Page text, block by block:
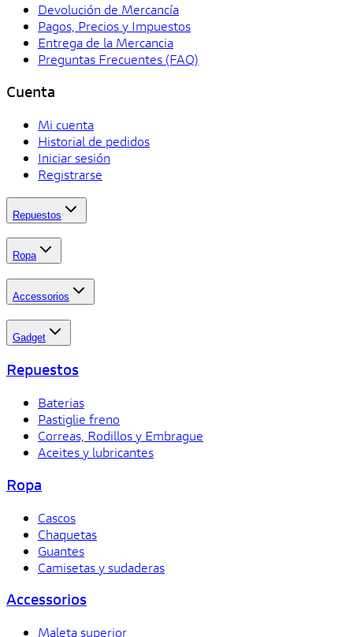
Devolución de Mercancía
Pagos, Precios y Impuestos
Entrega de la Mercancia
Preguntas Frecuentes (FAQ)
Cuenta
Mi cuenta
Historial de pedidos
Iniciar sesión
Registrarse
Repuestos
Ropa
Accessorios
Gadget
Repuestos
Baterias
Pastiglie freno
Correas, Rodillos y Embrague
Aceites y lubricantes
Ropa
Cascos
Chaquetas
Guantes
Camisetas y sudaderas
Accessorios
Maleta superior